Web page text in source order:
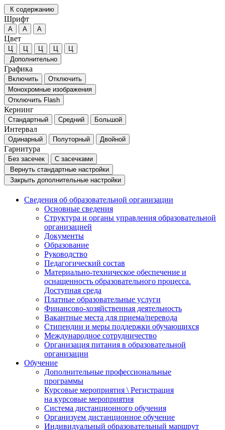
К содержанию
Шрифт
А А А
Цвет
Ц Ц Ц Ц
Ц
Дополнительно
Графика
Включить
Отключить
Монохромные изображения
Отключить Flash
Кернинг
Стандартный Средний Большой
Интервал
Одинарный Полуторный Двойной
Гарнитура
Без засечек
С засечками
Вернуть стандартные настройки
Закрыть дополнительные настройки
Сведения об образовательной организации
Основные сведения
Структура и органы управления образовательной
организацией
Документы
Образование
Руководство
Педагогический состав
Материально-техническое обеспечение и
оснащенность образовательного процесса.
Доступная среда
Платные образовательные услуги
Финансово-хозяйственная деятельность
Вакантные места для приема/перевода
Стипендии и меры поддержки обучающихся
Международное сотрудничество
Организация питания в образовательной
организации
Обучение
Дополнительные профессиональные
программы
Курсовые мероприятия \ Регистрация
на курсовые мероприятия
Система дистанционного обучения
Организуем дистанционное обучение
Индивидуальный образовательный маршрут